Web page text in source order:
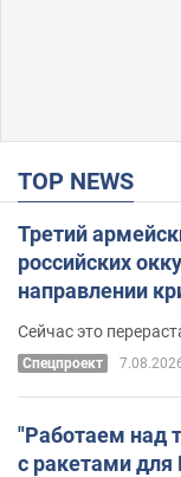
TOP NEWS
Третий
российских
направлении
удалось
Сейчас это
Спецпроект
"Работаем над
с ракетами